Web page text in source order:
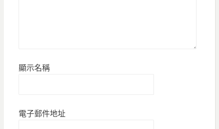
顯示名稱
電子郵件地址